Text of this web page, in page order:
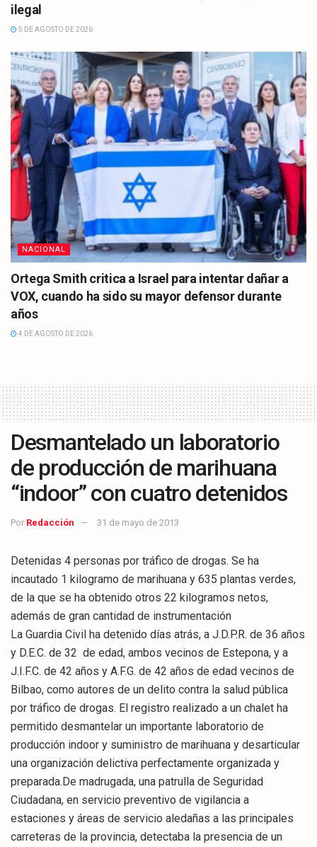
ilegal
5 DE AGOSTO DE 2026
NACIONAL
Ortega Smith critica a Israel para intentar dañar a
VOX, cuando ha sido su mayor defensor durante
años
4 DE AGOSTO DE 2026
Desmantelado un laboratorio
de producción de marihuana
“indoor” con cuatro detenidos
Por Redacción 31 de mayo de 2013
Detenidas 4 personas por tráfico de drogas. Se ha
incautado 1 kilogramo de marihuana y 635 plantas verdes,
de la que se ha obtenido otros 22 kilogramos netos,
además de gran cantidad de instrumentación
La Guardia Civil ha detenido días atrás, a J.D.P.R. de 36 años
y D.E.C. de 32 de edad, ambos vecinos de Estepona, y a
J.I.F.C. de 42 años y A.F.G. de 42 años de edad vecinos de
Bilbao, como autores de un delito contra la salud pública
por tráfico de drogas. El registro realizado a un chalet ha
permitido desmantelar un importante laboratorio de
producción indoor y suministro de marihuana y desarticular
una organización delictiva perfectamente organizada y
preparada.De madrugada, una patrulla de Seguridad
Ciudadana, en servicio preventivo de vigilancia a
estaciones y áreas de servicio aledañas a las principales
carreteras de la provincia, detectaba la presencia de un